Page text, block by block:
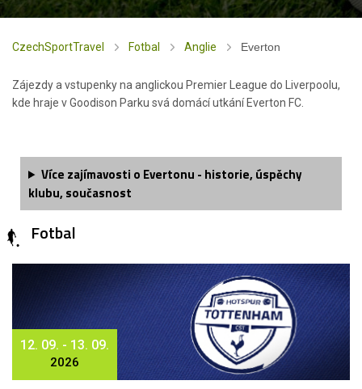
CzechSportTravel Fotbal Anglie Everton
Zájezdy a vstupenky na anglickou Premier League do Liverpoolu,
kde hraje v Goodison Parku svá domácí utkání Everton FC.
Více zajímavosti o Evertonu - historie, úspěchy
klubu, současnost
Fotbal
12. 09. - 13. 09.
2026